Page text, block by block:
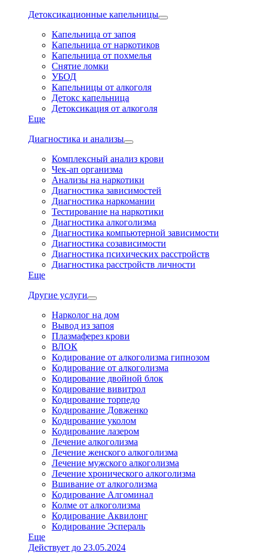
Детоксикационные капельницы
Капельница от запоя
Капельница от наркотиков
Капельница от похмелья
Снятие ломки
УБОД
Капельницы от алкоголя
Детокс капельница
Детоксикация от алкоголя
Еще
Диагностика и анализы
Комплексный анализ крови
Чек-ап организма
Анализы на наркотики
Диагностика зависимостей
Диагностика наркомании
Тестирование на наркотики
Диагностика алкоголизма
Диагностика компьютерной зависимости
Диагностика созависимости
Диагностика психических расстройств
Диагностика расстройств личности
Еще
Другие услуги
Нарколог на дом
Вывод из запоя
Плазмаферез крови
ВЛОК
Кодирование от алкоголизма гипнозом
Кодирование от алкоголизма
Кодирование двойной блок
Кодирование вивитрол
Кодирование торпедо
Кодирование Довженко
Кодирование уколом
Кодирование лазером
Лечение алкоголизма
Лечение женского алкоголизма
Лечение мужского алкоголизма
Лечение хронического алкоголизма
Вшивание от алкоголизма
Кодирование Алгоминал
Колме от алкоголизма
Кодирование Аквилонг
Кодирование Эспераль
Еще
Действует до 23.05.2024